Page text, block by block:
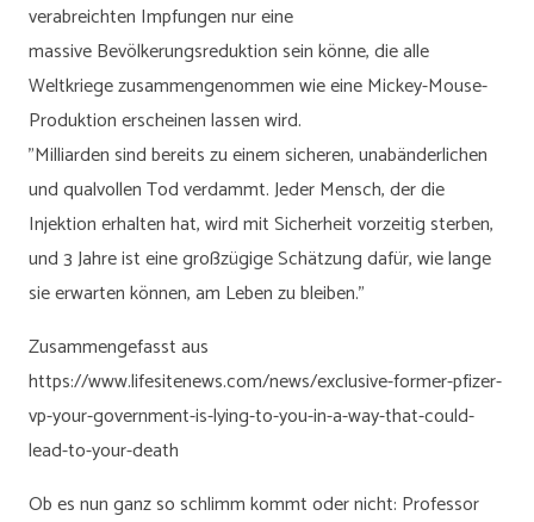
verabreichten Impfungen nur eine
massive Bevölkerungsreduktion sein könne, die alle
Weltkriege zusammengenommen wie eine Mickey-Mouse-
Produktion erscheinen lassen wird.
"Milliarden sind bereits zu einem sicheren, unabänderlichen
und qualvollen Tod verdammt. Jeder Mensch, der die
Injektion erhalten hat, wird mit Sicherheit vorzeitig sterben,
und 3 Jahre ist eine großzügige Schätzung dafür, wie lange
sie erwarten können, am Leben zu bleiben."
Zusammengefasst aus
https://www.lifesitenews.com/news/exclusive-former-pfizer-
vp-your-government-is-lying-to-you-in-a-way-that-could-
lead-to-your-death
Ob es nun ganz so schlimm kommt oder nicht: Professor